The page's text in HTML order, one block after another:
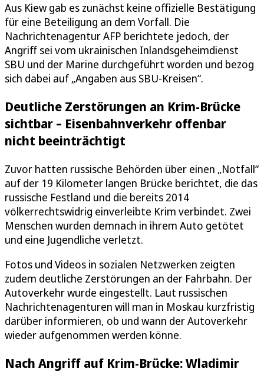
Aus Kiew gab es zunächst keine offizielle Bestätigung
für eine Beteiligung an dem Vorfall. Die
Nachrichtenagentur AFP berichtete jedoch, der
Angriff sei vom ukrainischen Inlandsgeheimdienst
SBU und der Marine durchgeführt worden und bezog
sich dabei auf „Angaben aus SBU-Kreisen“.
Deutliche Zerstörungen an Krim-Brücke
sichtbar – Eisenbahnverkehr offenbar
nicht beeinträchtigt
Zuvor hatten russische Behörden über einen „Notfall“
auf der 19 Kilometer langen Brücke berichtet, die das
russische Festland und die bereits 2014
völkerrechtswidrig einverleibte Krim verbindet. Zwei
Menschen wurden demnach in ihrem Auto getötet
und eine Jugendliche verletzt.
Fotos und Videos in sozialen Netzwerken zeigten
zudem deutliche Zerstörungen an der Fahrbahn. Der
Autoverkehr wurde eingestellt. Laut russischen
Nachrichtenagenturen will man in Moskau kurzfristig
darüber informieren, ob und wann der Autoverkehr
wieder aufgenommen werden könne.
Nach Angriff auf Krim-Brücke: Wladimir